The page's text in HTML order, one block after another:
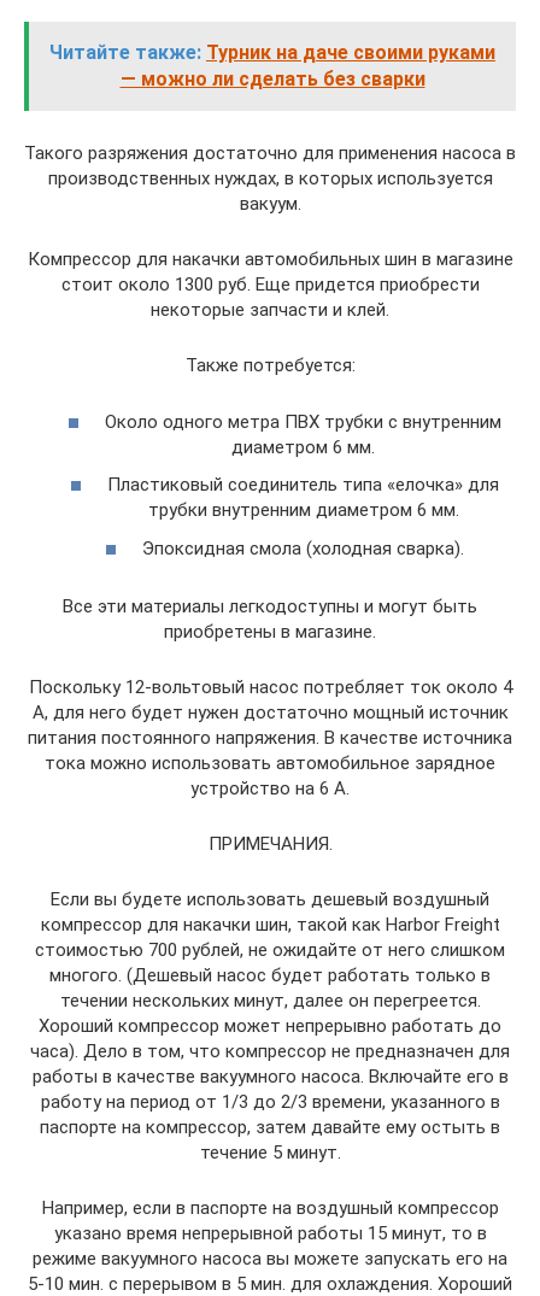
Читайте также: Турник на даче своими руками
— можно ли сделать без сварки
Такого разряжения достаточно для применения насоса в
производственных нуждах, в которых используется
вакуум.
Компрессор для накачки автомобильных шин в магазине
стоит около 1300 руб. Еще придется приобрести
некоторые запчасти и клей.
Также потребуется:
Около одного метра ПВХ трубки с внутренним
диаметром 6 мм.
Пластиковый соединитель типа «елочка» для
трубки внутренним диаметром 6 мм.
Эпоксидная смола (холодная сварка).
Все эти материалы легкодоступны и могут быть
приобретены в магазине.
Поскольку 12-вольтовый насос потребляет ток около 4
А, для него будет нужен достаточно мощный источник
питания постоянного напряжения. В качестве источника
тока можно использовать автомобильное зарядное
устройство на 6 А.
ПРИМЕЧАНИЯ.
Если вы будете использовать дешевый воздушный
компрессор для накачки шин, такой как Harbor Freight
стоимостью 700 рублей, не ожидайте от него слишком
многого. (Дешевый насос будет работать только в
течении нескольких минут, далее он перегреется.
Хороший компрессор может непрерывно работать до
часа). Дело в том, что компрессор не предназначен для
работы в качестве вакуумного насоса. Включайте его в
работу на период от 1/3 до 2/3 времени, указанного в
паспорте на компрессор, затем давайте ему остыть в
течение 5 минут.
Например, если в паспорте на воздушный компрессор
указано время непрерывной работы 15 минут, то в
режиме вакуумного насоса вы можете запускать его на
5-10 мин. с перерывом в 5 мин. для охлаждения. Хороший